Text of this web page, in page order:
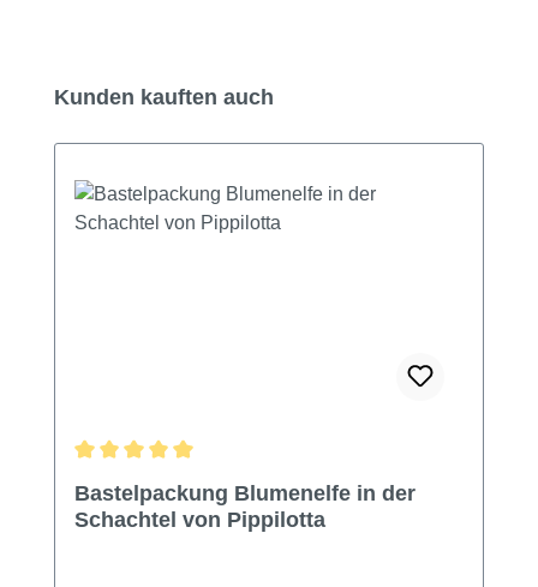
Produktgalerie überspringen
Kunden kauften auch
Bastelpackung Blumenelfe in der
Schachtel von Pippilotta